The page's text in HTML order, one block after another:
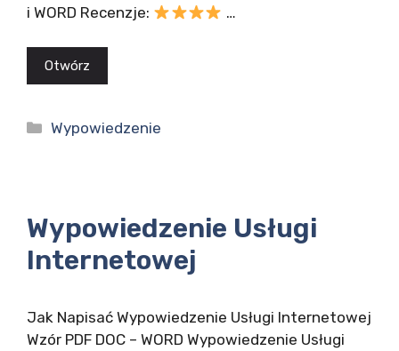
i WORD Recenzje:
…
Otwórz
Kategorie
Wypowiedzenie
Wypowiedzenie Usługi
Internetowej
Jak Napisać Wypowiedzenie Usługi Internetowej
Wzór PDF DOC – WORD Wypowiedzenie Usługi